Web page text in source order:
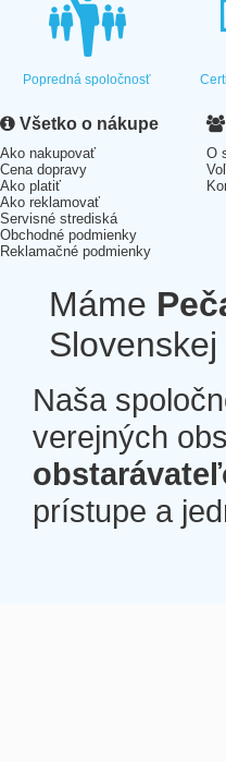
Popredná spoločnosť
Všetko o nákupe
Ako nakupovať
Cena dopravy
Ako platiť
Ako reklamovať
Servisné strediská
Obchodné podmienky
Reklamačné podmienky
O
Máme
Naša
verejných
prístupe a